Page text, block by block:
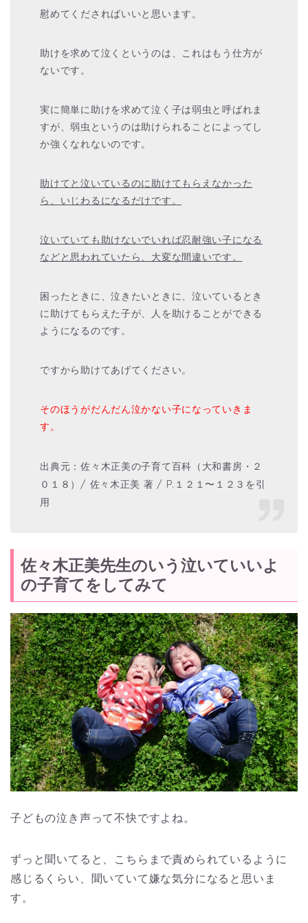
慰めてくださればいいと思います。
助けを求めて泣くというのは、これはもう仕方が
ないです。
実に簡単に助けを求めて泣く子は弱虫と呼ばれま
すが、弱虫というのは助けられることによってし
か強くなれないのです。
助けてと泣いているのに助けてもらえなかった
ら、いじわるになるだけです。
泣いていても助けないでいれば忍耐強い子になる
などと思われていたら、大変な間違いです。
困ったときに、泣きたいときに、泣いているとき
に助けてもらえた子が、人を助けることができる
ようになるのです。
ですから助けてあげてください。
そのほうがだんだん泣かない子になっていきま
す。
出典元：佐々木正美の子育て百科（大和書房・２
０１８）/ 佐々木正美 著 / P.１２１〜１２３ を引
用
佐々木正美先生のいう泣いていいよ
の子育てをしてみて
子どもの泣き声って不快ですよね。
ずっと聞いてると、こちらまで責められているように
感じるくらい、聞いていて嫌な気分になると思いま
す。